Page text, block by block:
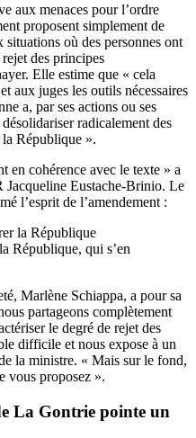
aux menaces pour l’ordre
proposent simplement de
où des personnes ont
des principes
Elle estime que « cela
aux juges les outils nécessaires
a, par ses actions ou ses
radicalement des
République ».
en cohérence avec le texte » a
Jacqueline Eustache-Brinio. Le
l’esprit de l’amendement :
la République
République, qui s’en
Marlène Schiappa, a pour sa
partageons complètement
le degré de rejet des
difficile et nous expose à un
la ministre. « Mais sur le fond,
vous proposez ».
La Gontrie pointe un